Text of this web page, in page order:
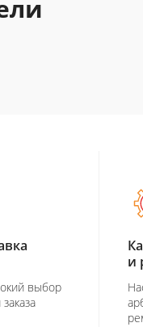
выбор
и